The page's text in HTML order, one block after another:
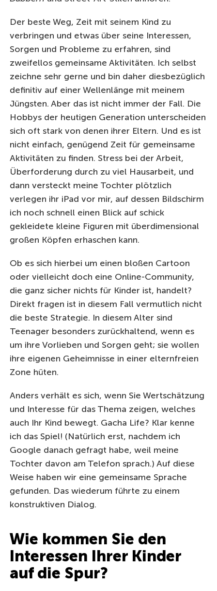
Der beste Weg, Zeit mit seinem Kind zu
verbringen und etwas über seine Interessen,
Sorgen und Probleme zu erfahren, sind
zweifellos gemeinsame Aktivitäten. Ich selbst
zeichne sehr gerne und bin daher diesbezüglich
definitiv auf einer Wellenlänge mit meinem
Jüngsten. Aber das ist nicht immer der Fall. Die
Hobbys der heutigen Generation unterscheiden
sich oft stark von denen ihrer Eltern. Und es ist
nicht einfach, genügend Zeit für gemeinsame
Aktivitäten zu finden. Stress bei der Arbeit,
Überforderung durch zu viel Hausarbeit, und
dann versteckt meine Tochter plötzlich
verlegen ihr iPad vor mir, auf dessen Bildschirm
ich noch schnell einen Blick auf schick
gekleidete kleine Figuren mit überdimensional
großen Köpfen erhaschen kann.
Ob es sich hierbei um einen bloßen Cartoon
oder vielleicht doch eine Online-Community,
die ganz sicher nichts für Kinder ist, handelt?
Direkt fragen ist in diesem Fall vermutlich nicht
die beste Strategie. In diesem Alter sind
Teenager besonders zurückhaltend, wenn es
um ihre Vorlieben und Sorgen geht; sie wollen
ihre eigenen Geheimnisse in einer elternfreien
Zone hüten.
Anders verhält es sich, wenn Sie Wertschätzung
und Interesse für das Thema zeigen, welches
auch Ihr Kind bewegt. Gacha Life? Klar kenne
ich das Spiel! (Natürlich erst, nachdem ich
Google danach gefragt habe, weil meine
Tochter davon am Telefon sprach.) Auf diese
Weise haben wir eine gemeinsame Sprache
gefunden. Das wiederum führte zu einem
konstruktiven Dialog.
Wie kommen Sie den
Interessen Ihrer Kinder
auf die Spur?